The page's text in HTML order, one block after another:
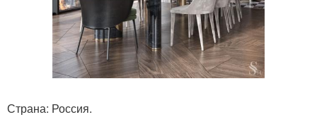
Страна: Россия.